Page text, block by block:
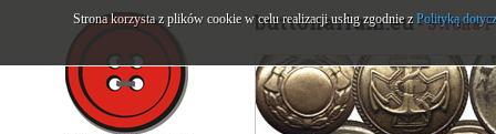
buttonarium.eu- Strona
Strona korzysta z plików cookie w celu realizacji usług zgodnie z Polityką